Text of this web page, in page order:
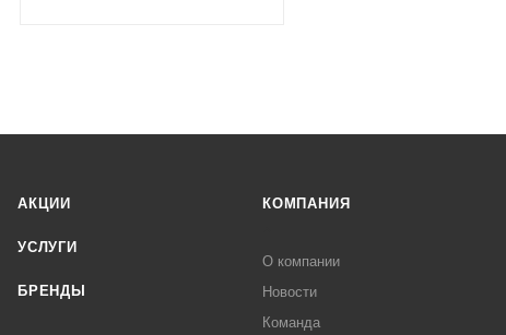
АКЦИИ
УСЛУГИ
БРЕНДЫ
КОМПАНИЯ
О компании
Новости
Команда